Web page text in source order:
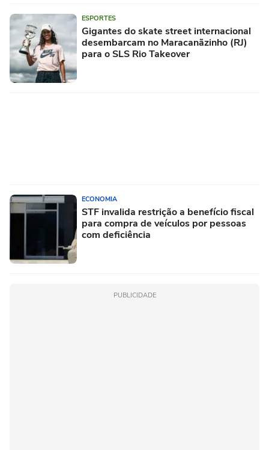
ESPORTES
Gigantes do skate street internacional
desembarcam no Maracanãzinho (RJ)
para o SLS Rio Takeover
ECONOMIA
STF invalida restrição a benefício fiscal
para compra de veículos por pessoas
com deficiência
PUBLICIDADE